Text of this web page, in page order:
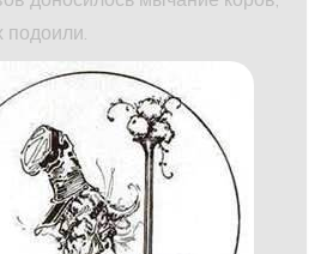
подоили.